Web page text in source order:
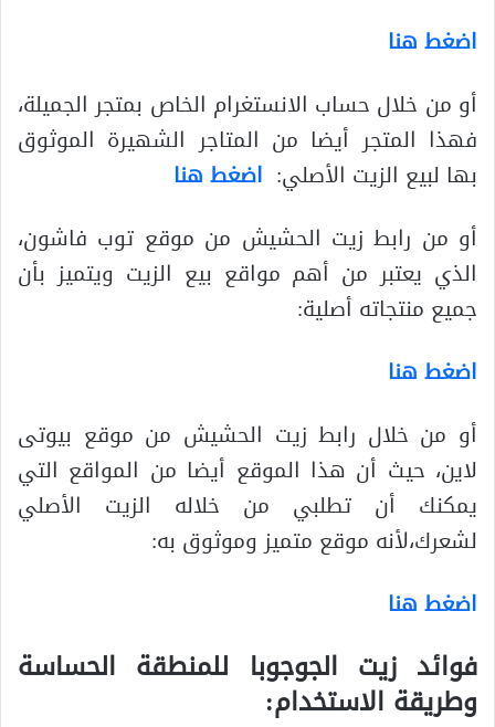
اضغط هنا
أو من خلال حساب الانستغرام الخاص بمتجر الجميلة،
فهذا المتجر أيضا من المتاجر الشهيرة الموثوق
بها لبيع الزيت الأصلي: اضغط هنا
أو من رابط زيت الحشيش من موقع توب فاشون،
الذي يعتبر من أهم مواقع بيع الزيت ويتميز بأن
جميع منتجاته أصلية:
اضغط هنا
أو من خلال رابط زيت الحشيش من موقع بيوتى
لاين، حيث أن هذا الموقع أيضا من المواقع التي
يمكنك أن تطلبي من خلاله الزيت الأصلي
لشعرك،لأنه موقع متميز وموثوق به:
اضغط هنا
فوائد زيت الجوجوبا للمنطقة الحساسة
وطريقة الاستخدام: